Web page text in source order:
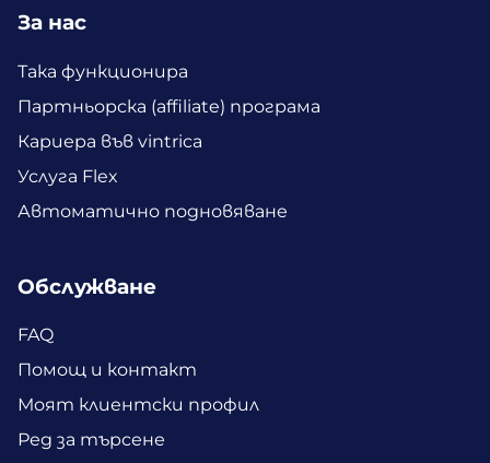
За нас
Така функционира
Партньорска (affiliate) програма
Кариера във vintrica
Услуга Flex
Автоматично подновяване
Обслужване
FAQ
Помощ и контакт
Моят клиентски профил
Ред за търсене